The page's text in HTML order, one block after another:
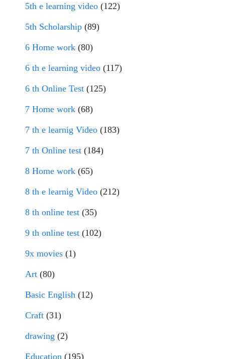
5th e learning video (122)
5th Scholarship (89)
6 Home work (80)
6 th e learning video (117)
6 th Online Test (125)
7 Home work (68)
7 th e learnig Video (183)
7 th Online test (184)
8 Home work (65)
8 th e learnig Video (212)
8 th online test (35)
9 th online test (102)
9x movies (1)
Art (80)
Basic English (12)
Craft (31)
drawing (2)
Education (195)